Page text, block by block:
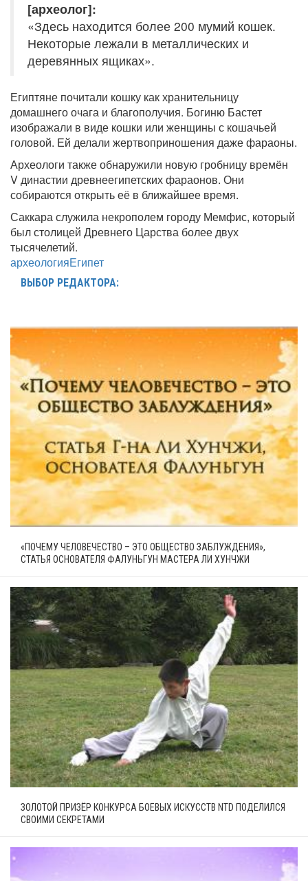
[археолог]:
«Здесь находится более 200 мумий кошек.
Некоторые лежали в металлических и
деревянных ящиках».
Египтяне почитали кошку как хранительницу
домашнего очага и благополучия. Богиню Бастет
изображали в виде кошки или женщины с кошачьей
головой. Ей делали жертвоприношения даже фараоны.
Археологи также обнаружили новую гробницу времён
V династии древнеегипетских фараонов. Они
собираются открыть её в ближайшее время.
Саккара служила некрополем городу Мемфис, который
был столицей Древнего Царства более двух
тысячелетий.
археологияЕгипет
ВЫБОР РЕДАКТОРА:
«ПОЧЕМУ ЧЕЛОВЕЧЕСТВО – ЭТО ОБЩЕСТВО ЗАБЛУЖДЕНИЯ»,
СТАТЬЯ ОСНОВАТЕЛЯ ФАЛУНЬГУН МАСТЕРА ЛИ ХУНЧЖИ
ЗОЛОТОЙ ПРИЗЁР КОНКУРСА БОЕВЫХ ИСКУССТВ NTD ПОДЕЛИЛСЯ
СВОИМИ СЕКРЕТАМИ